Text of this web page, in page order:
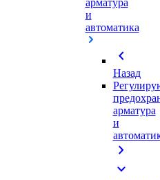
арматура
и
автоматика
chevron_left
Назад
арматура
и
chevron_right
expand_more